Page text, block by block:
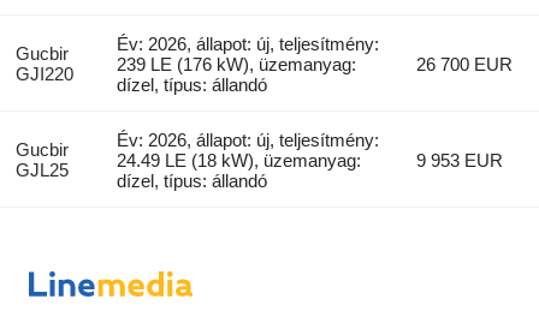
Gucbir
GJI220
Év: 2026, állapot: új, teljesítmény:
239 LE (176 kW), üzemanyag:
dízel, típus: állandó
26 700 EUR
Gucbir
GJL25
Év: 2026, állapot: új, teljesítmény:
24.49 LE (18 kW), üzemanyag:
dízel, típus: állandó
9 953 EUR